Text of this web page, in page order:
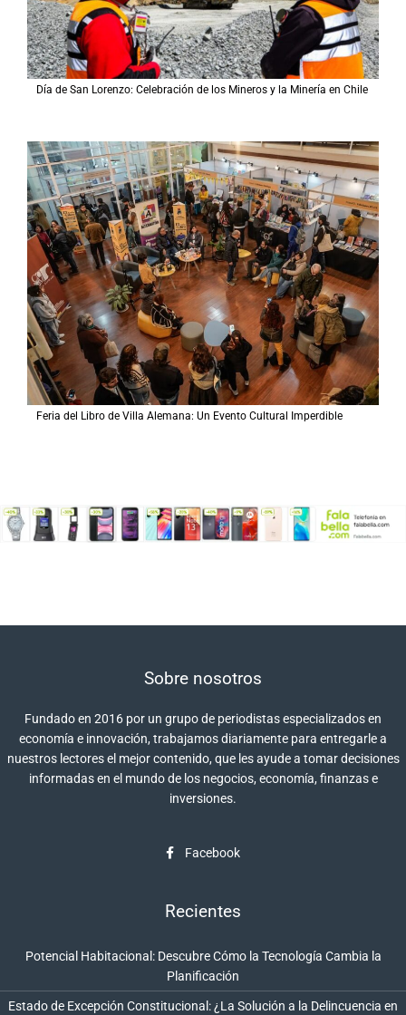
Día de San Lorenzo: Celebración de los Mineros y la Minería en Chile
Feria del Libro de Villa Alemana: Un Evento Cultural Imperdible
Sobre nosotros
Fundado en 2016 por un grupo de periodistas especializados en
economía e innovación, trabajamos diariamente para entregarle a
nuestros lectores el mejor contenido, que les ayude a tomar decisiones
informadas en el mundo de los negocios, economía, finanzas e
inversiones.
Facebook
Recientes
Potencial Habitacional: Descubre Cómo la Tecnología Cambia la
Planificación
Estado de Excepción Constitucional: ¿La Solución a la Delincuencia en